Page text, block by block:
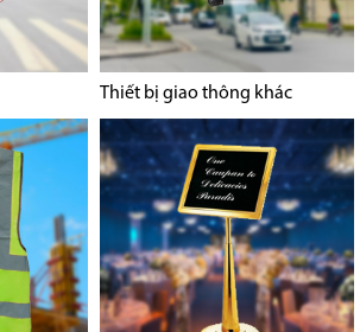
Thiết bị giao thông khác